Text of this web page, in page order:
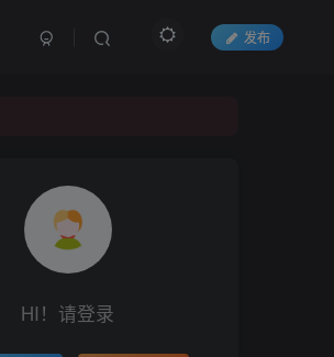
发布
HI！请登录